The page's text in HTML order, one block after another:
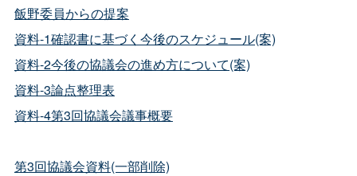
飯野委員からの提案
資料-1確認書に基づく今後のスケジュール(案)
資料-2今後の協議会の進め方について(案)
資料-3論点整理表
資料-4第3回協議会議事概要
第3回協議会資料(一部削除)